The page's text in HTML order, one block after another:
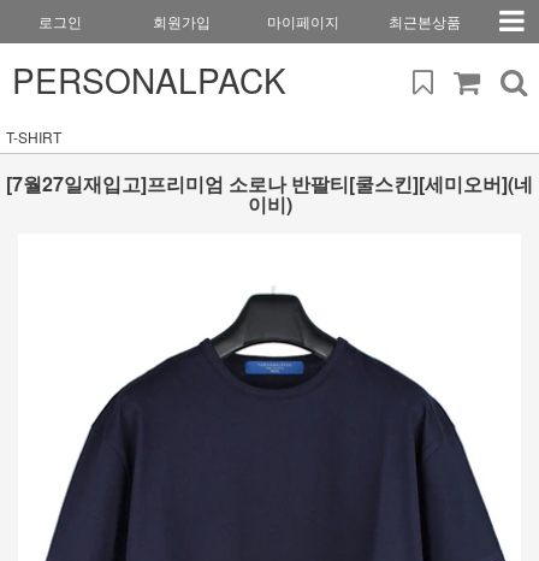
로그인 회원가입 마이페이지 최근본상품
PERSONALPACK
T-SHIRT
[7월27일재입고]프리미엄 소로나 반팔티[쿨스킨][세미오버](네
이비)